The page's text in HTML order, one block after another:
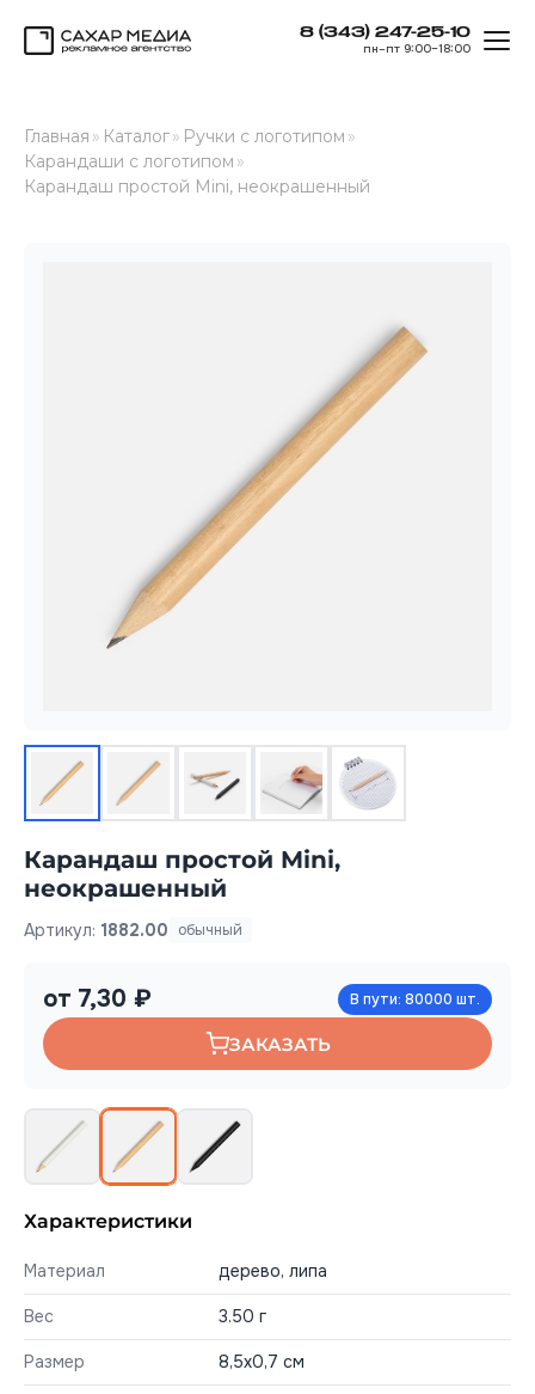
8 (343) 247-25-10
пн–пт 9:00–18:00
Главная » Каталог» Ручки с логотипом »
Карандаши с логотипом »
Карандаш простой Mini, неокрашенный
Карандаш простой Mini,
неокрашенный
Артикул: 1882.00 обычный
от 7,30 ₽ В пути: 80000 шт.
ЗАКАЗАТЬ
Характеристики
Материал дерево, липа
Вес 3.50 г
Размер 8,5х0,7 см